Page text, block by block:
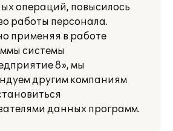
операций, повысилось
работы персонала.
применяя в работе
системы
8», мы
другим компаниям
данных программ.